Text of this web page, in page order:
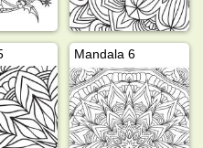
Mandala 6